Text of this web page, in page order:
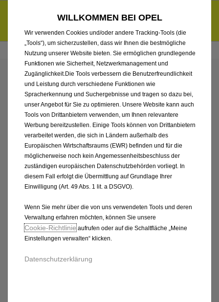
6.000 € staatliche Förderungsprämie für E-Autos und Plug-in-
Hybride. Mehr erfahren >>
ENTDECKEN SIE ALLE
GRANDLAND
NEUWAGEN VON
KADEA BERLIN GMBH
WILLKOMMEN BEI OPEL
Wir verwenden Cookies und/oder andere Tracking-Tools (die
„Tools“), um sicherzustellen, dass wir Ihnen die bestmögliche
Nutzung unserer Website bieten. Sie ermöglichen grundlegende
Funktionen wie Sicherheit, Netzwerkmanagement und
Zugänglichkeit.Die Tools verbessern die Benutzerfreundlichkeit
und Leistung durch verschiedene Funktionen wie
Spracherkennung und Suchergebnisse und tragen so dazu bei,
unser Angebot für Sie zu optimieren. Unsere Website kann auch
Tools von Drittanbietern verwenden, um Ihnen relevantere
Werbung bereitzustellen. Einige Tools können von Drittanbietern
verarbeitet werden, die sich in Ländern außerhalb des
Europäischen Wirtschaftsraums (EWR) befinden und für die
möglicherweise noch kein Angemessenheitsbeschluss der
zuständigen europäischen Datenschutzbehörden vorliegt. In
diesem Fall erfolgt die Übermittlung auf Grundlage Ihrer
Einwilligung (Art. 49 Abs. 1 lit. a DSGVO).
Wenn Sie mehr über die von uns verwendeten Tools und deren
Verwaltung erfahren möchten, können Sie unsere
Cookie‑Richtlinieaufrufen oder auf die Schaltfläche „Meine
Einstellungen verwalten“ klicken.
Datenschutzerklärung